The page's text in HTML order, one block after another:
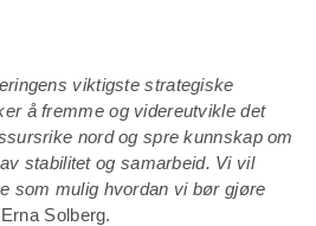
viktigste strategiske
å fremme og videreutvikle det
nord og spre kunnskap om
stabilitet og samarbeid. Vi vil
som mulig hvordan vi bør gjøre
Solberg.